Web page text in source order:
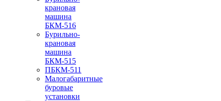
крановая
машина
БКМ-516
Бурильно-
крановая
машина
БКМ-515
ПБКМ-511
Малогабаритные
буровые
установки